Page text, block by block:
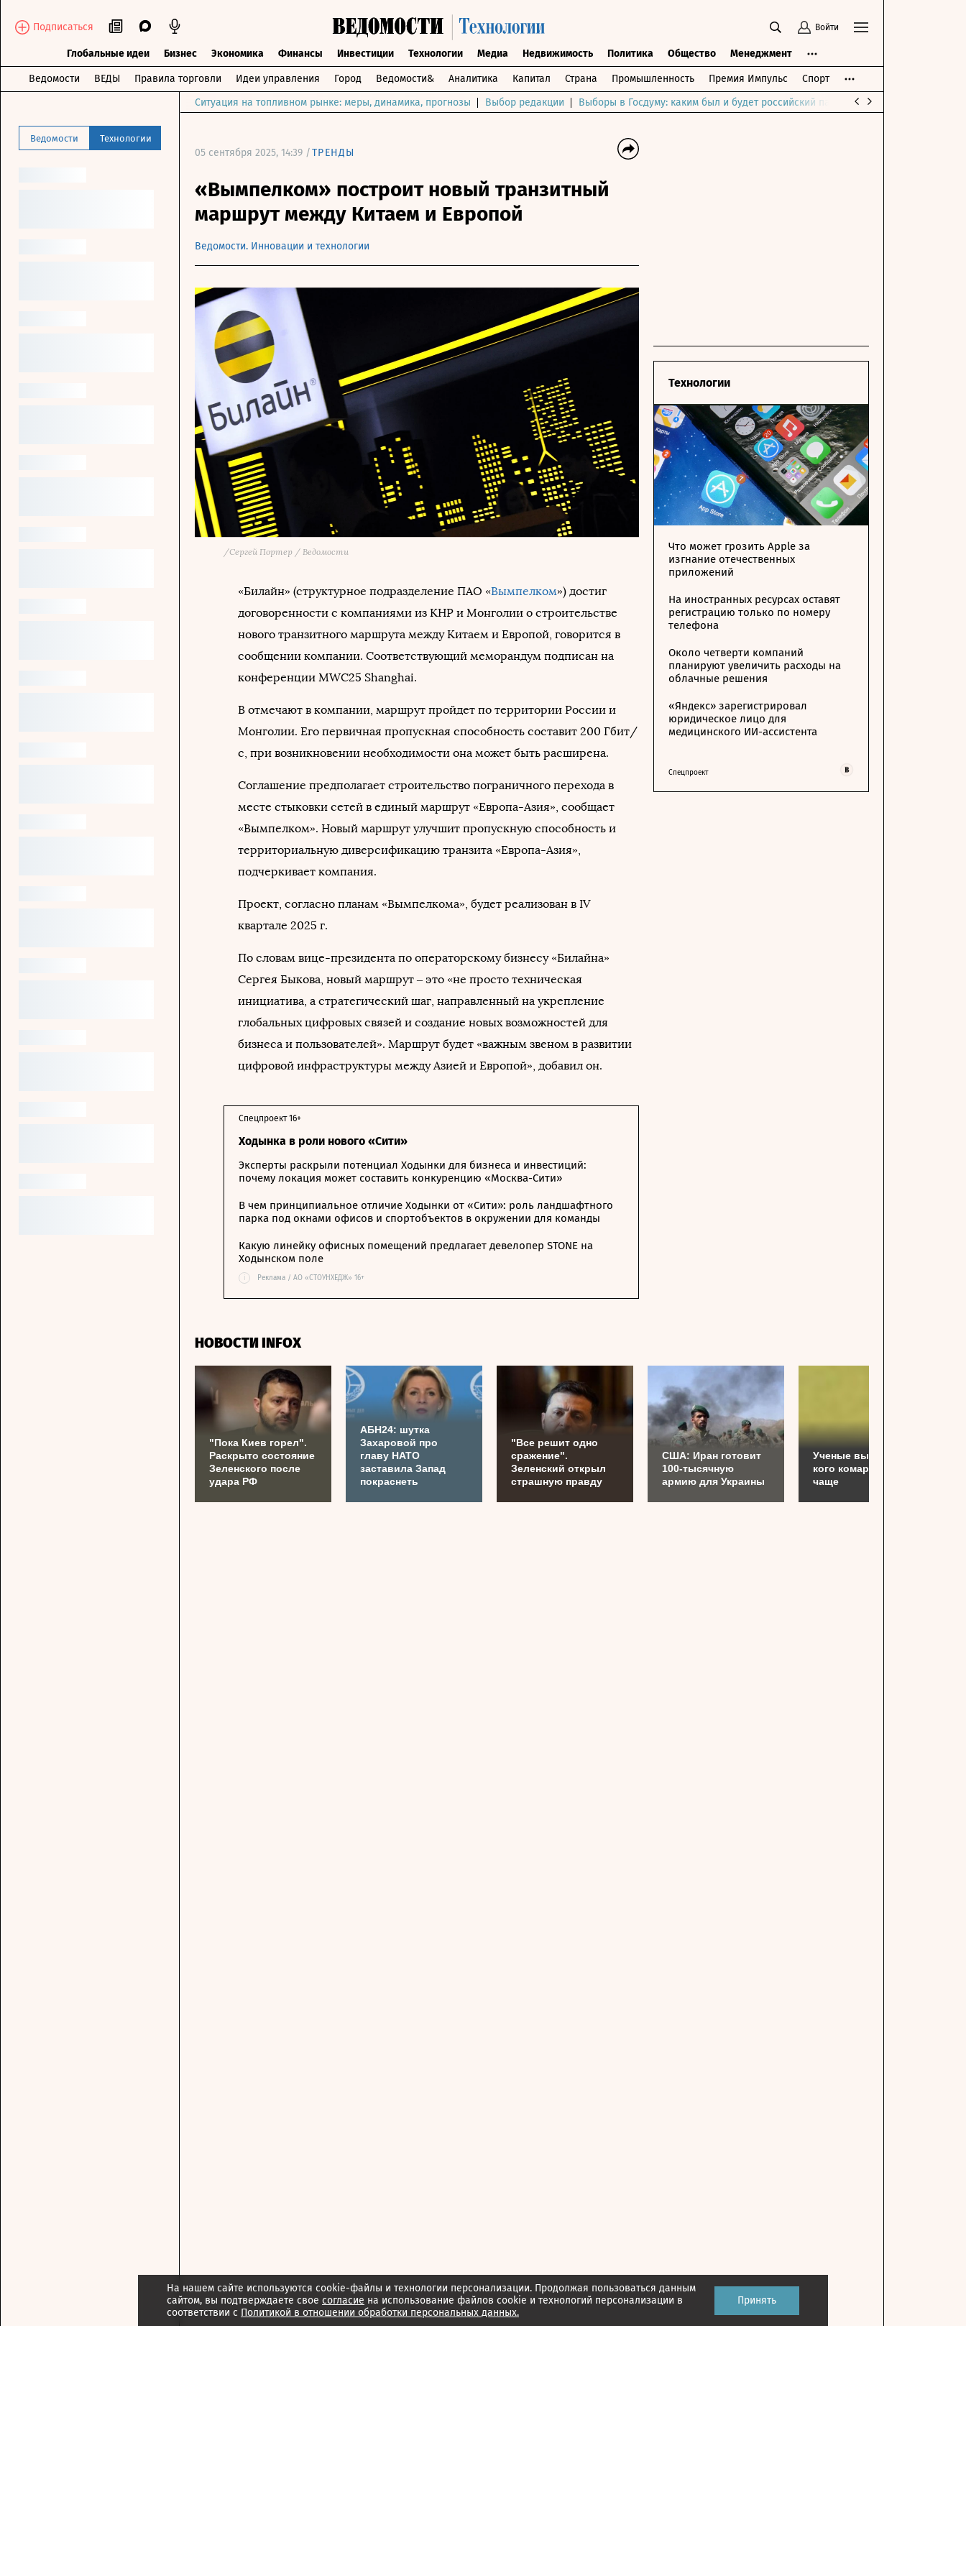
На нашем сайте используются cookie-файлы и технологии персонализации. Продолжая пользоваться данным
сайтом, вы подтверждаете свое согласие на использование файлов cookie и технологий персонализации в
соответствии с Политикой в отношении обработки персональных данных.
Принять
Подписаться Войти
Глобальные идеи Бизнес Экономика Финансы Инвестиции Технологии Медиа Недвижимость Политика Общество Менеджмент
Ведомости ВЕДЫ Правила торговли Идеи управления Город Ведомости& Аналитика Капитал Страна Промышленность Премия Импульс Спорт
Ведомости Технологии
Ситуация на топливном рынке: меры, динамика, прогнозы Выбор редакции Выборы в Госдуму: каким был и будет российский парламент
05 сентября 2025, 14:39 /ТРЕНДЫ
«Вымпелком» построит новый транзитный
маршрут между Китаем и Европой
Ведомости. Инновации и технологии
/Сергей Портер / Ведомости
«Билайн» (структурное подразделение ПАО «Вымпелком») достиг
договоренности с компаниями из КНР и Монголии о строительстве
нового транзитного маршрута между Китаем и Европой, говорится в
сообщении компании. Соответствующий меморандум подписан на
конференции MWC25 Shanghai.
В отмечают в компании, маршрут пройдет по территории России и
Монголии. Его первичная пропускная способность составит 200 Гбит/
с, при возникновении необходимости она может быть расширена.
Соглашение предполагает строительство пограничного перехода в
месте стыковки сетей в единый маршрут «Европа-Азия», сообщает
«Вымпелком». Новый маршрут улучшит пропускную способность и
территориальную диверсификацию транзита «Европа-Азия»,
подчеркивает компания.
Проект, согласно планам «Вымпелкома», будет реализован в IV
квартале 2025 г.
По словам вице-президента по операторскому бизнесу «Билайна»
Сергея Быкова, новый маршрут – это «не просто техническая
инициатива, а стратегический шаг, направленный на укрепление
глобальных цифровых связей и создание новых возможностей для
бизнеса и пользователей». Маршрут будет «важным звеном в развитии
цифровой инфраструктуры между Азией и Европой», добавил он.
Ходынка в роли нового «Сити»
Спецпроект 16+
Эксперты раскрыли потенциал Ходынки для бизнеса и инвестиций:
почему локация может составить конкуренцию «Москва-Сити»
В чем принципиальное отличие Ходынки от «Сити»: роль ландшафтного
парка под окнами офисов и спортобъектов в окружении для команды
Какую линейку офисных помещений предлагает девелопер STONE на
Ходынском поле
i Реклама / АО «СТОУНХЕДЖ» 16+
Технологии
Что может грозить Apple за
изгнание отечественных
приложений
На иностранных ресурсах оставят
регистрацию только по номеру
телефона
Около четверти компаний
планируют увеличить расходы на
облачные решения
«Яндекс» зарегистрировал
юридическое лицо для
медицинского ИИ-ассистента
Спецпроект
НОВОСТИ INFOX
"Пока Киев горел".
Раскрыто состояние
Зеленского после
удара РФ
АБН24: шутка
Захаровой про
главу НАТО
заставила Запад
покраснеть
"Все решит одно
сражение".
Зеленский открыл
страшную правду
США: Иран готовит
100-тысячную
армию для Украины
Ученые выяснили,
кого комары кусают
чаще